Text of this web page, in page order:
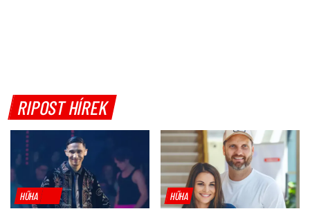
RIPOST HÍREK
HŰHA HŰHA